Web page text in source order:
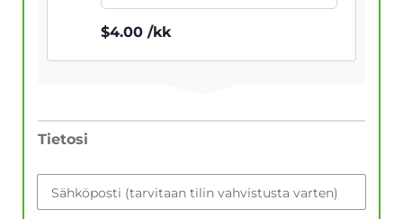
$4.00 /kk
Tietosi
Sähköposti (tarvitaan tilin vahvistusta varten)